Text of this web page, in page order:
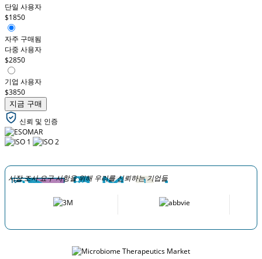
단일 사용자
$1850
자주 구매됨
다중 사용자
$2850
기업 사용자
$3850
지금 구매
신뢰 및 인증
시장 조사 요구 사항을 위해 우리를 신뢰하는 기업들